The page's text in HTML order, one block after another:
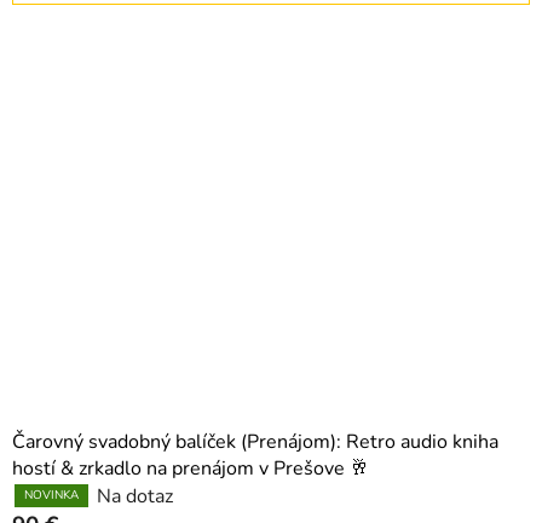
o
v
Čarovný svadobný balíček (Prenájom): Retro audio kniha
hostí & zrkadlo na prenájom v Prešove 🥂
NOVINKA Na dotaz